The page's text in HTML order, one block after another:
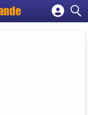
empresa